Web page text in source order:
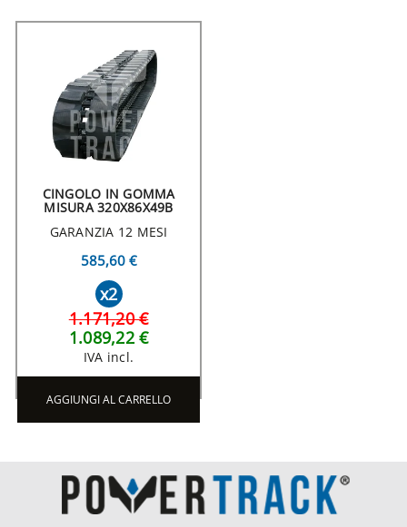
CINGOLO IN GOMMA
MISURA 320X86X49B
GARANZIA 12 MESI
585,60 €
x2
1.171,20 €
1.089,22 €
IVA incl.
AGGIUNGI AL CARRELLO